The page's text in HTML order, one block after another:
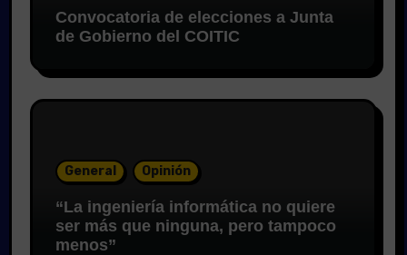
Convocatoria de elecciones a Junta
de Gobierno del COITIC
General Opinión
“La ingeniería informática no quiere
ser más que ninguna, pero tampoco
menos”